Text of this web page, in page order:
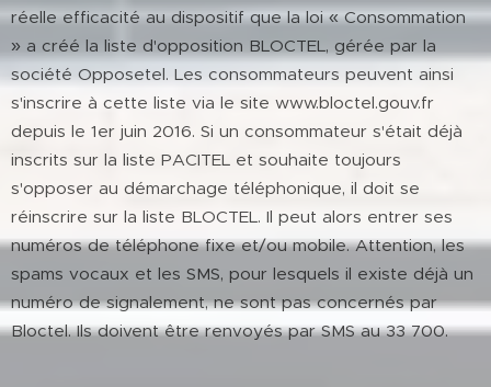
réelle efficacité au dispositif que la loi « Consommation
» a créé la liste d'opposition BLOCTEL, gérée par la
société Opposetel. Les consommateurs peuvent ainsi
s'inscrire à cette liste via le site www.bloctel.gouv.fr
depuis le 1er juin 2016. Si un consommateur s'était déjà
inscrits sur la liste PACITEL et souhaite toujours
s'opposer au démarchage téléphonique, il doit se
réinscrire sur la liste BLOCTEL. Il peut alors entrer ses
numéros de téléphone fixe et/ou mobile. Attention, les
spams vocaux et les SMS, pour lesquels il existe déjà un
numéro de signalement, ne sont pas concernés par
Bloctel. Ils doivent être renvoyés par SMS au 33 700.